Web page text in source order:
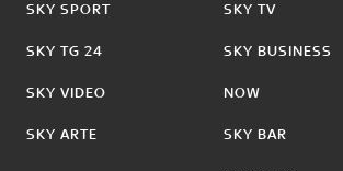
SKY SPORT
SKY TG 24
SKY VIDEO
SKY ARTE
SKY TV
SKY BUSINESS
NOW
SKY BAR